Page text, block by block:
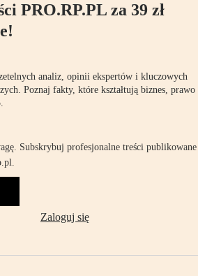
PRO.RP.PL za 39 zł
analiz, opinii ekspertów i kluczowych
Poznaj fakty, które kształtują biznes, prawo
Subskrybuj profesjonalne treści publikowane
Zaloguj się